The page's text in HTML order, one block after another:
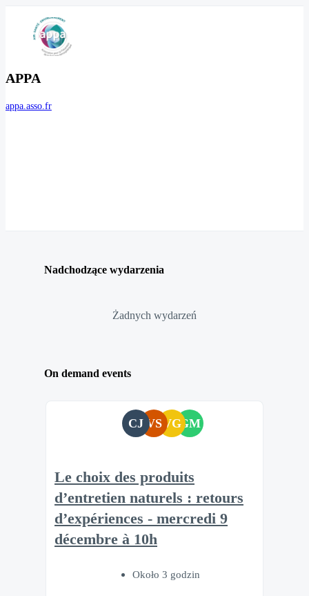
APPA
appa.asso.fr
Nadchodzące wydarzenia
Żadnych wydarzeń
On demand events
CJ VS VGGM
Le choix des produits
d’entretien naturels : retours
d’expériences - mercredi 9
décembre à 10h
Około 3 godzin